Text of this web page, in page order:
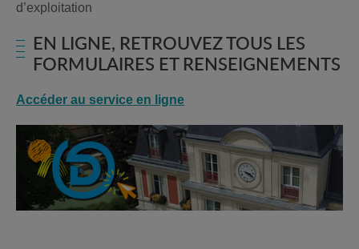
d’exploitation
EN LIGNE, RETROUVEZ TOUS LES
FORMULAIRES ET RENSEIGNEMENTS
Accéder au service en ligne